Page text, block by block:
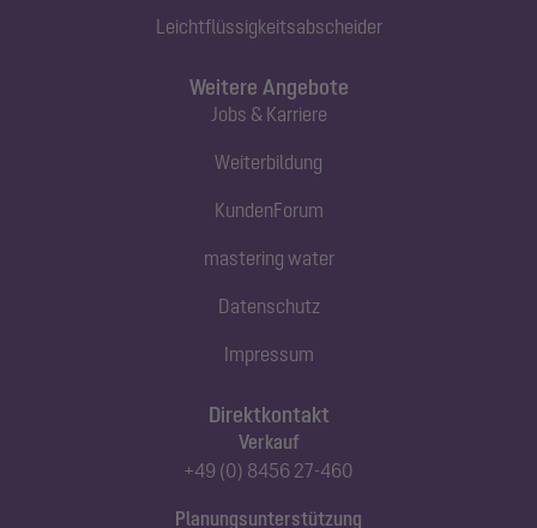
Leichtflüssigkeitsabscheider
Direktkontakt
Verkauf
+49 (0) 8456 27-460
Planungsunterstützung
Weitere Angebote
Jobs & Karriere
Weiterbildung
KundenForum
mastering water
Datenschutz
Impressum